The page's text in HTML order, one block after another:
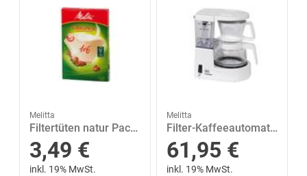
Melitta
Filtertüten natur Pack 40 Stück
3,49 €
inkl. 19% MwSt.
Melitta
Filter-Kaffeeautomat Aromaboy 1015-01
61,95 €
inkl. 19% MwSt.